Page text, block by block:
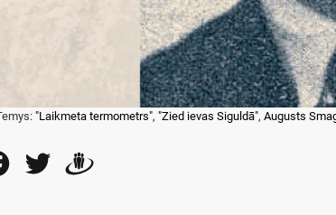
"Laikmeta termometrs", "Zied ievas Siguldā", Augusts
FacebookTwitter